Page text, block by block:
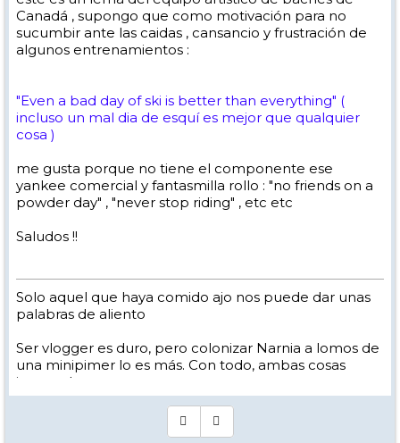
Canadá , supongo que como motivación para no
sucumbir ante las caidas , cansancio y frustración de
algunos entrenamientos :
"Even a bad day of ski is better than everything" (
incluso un mal dia de esquí es mejor que qualquier
cosa )
me gusta porque no tiene el componente ese
yankee comercial y fantasmilla rollo : "no friends on a
powder day" , "never stop riding" , etc etc
Saludos !!
Solo aquel que haya comido ajo nos puede dar unas
palabras de aliento
Ser vlogger es duro, pero colonizar Narnia a lomos de
una minipimer lo es más. Con todo, ambas cosas
intento hacer.
Yo hago esquí extremo : voy de extremo a extremo
Los caminos del esquí son inescrotables ...